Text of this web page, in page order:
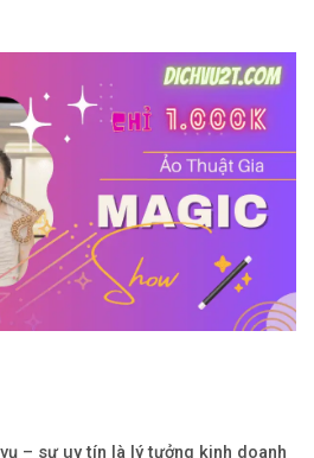
– sự uy tín là lý tưởng kinh doanh